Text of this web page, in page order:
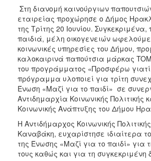
(Κ.Α.Π.Η.)
Κέντρα
Δημιουργικής
Απασχόλησης
Παιδιών
(Κ.Δ.Α.Π.)
Κέντρα
Ημερήσιας
Φροντίδας
Ηλικιωμένων
(Κ.Η.Φ.Η.)
Κ.Δ.Α.Π.Α.μεΑ.
Αδειοδότηση
&
Στη διανομή καινούργιων
εταιρείας προχώρησε ο Δήμος
της Τρίτης 20 Ιουνίου. Συγκεκριμένα,
παιδιά, μέλη οικογενειών
κοινωνικές υπηρεσίες του Δήμου,
καλοκαιρινά παπούτσια μάρκας
του προγράμματος «Προσφέρω γιατί
πρόγραμμα υλοποιεί για τρίτη
Ένωση «Μαζί για το παιδί» σε
Αντιδημαρχία Κοινωνικής Πολιτικής
Κοινωνικής Ανάπτυξης του Δήμου
Η Αντιδήμαρχος Κοινωνικής
Καναβάκη, ευχαρίστησε ιδιαίτερα
της Ένωσης «Μαζί για το παιδί» για
τους καθώς και για τη συγκεκριμένη